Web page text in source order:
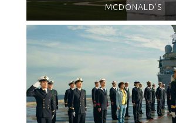
MCDONALD’S